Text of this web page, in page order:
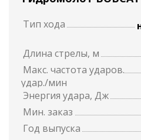
Тип хода
Длина стрелы, м
Макс. частота ударов.
удар./мин
Энергия удара, Дж
Мин. заказ
Год выпуска